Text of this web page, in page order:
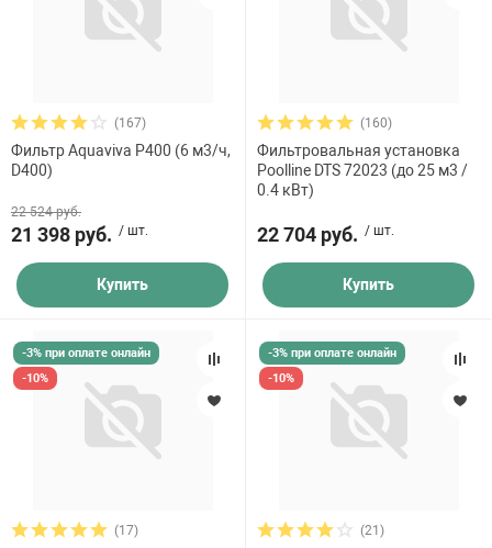
Макс. пропускная способность, м³/час
Подключение
Боковое
Верхнее
Тип соединения
Назначение фильтра
Домашние бассейны
Коммерческие бассейны
(167)
Фильтр Aquaviva P400 (6 м3/ч,
D400)
22 524 руб.
21 398 руб. / шт.
Купить
(160)
Фильтровальная установка
Poolline DTS 72023 (до 25 м3 /
0.4 кВт)
22 704 руб. / шт.
Купить
-3% при оплате онлайн
-10%
(17)
-3% при оплате онлайн
-10%
(21)